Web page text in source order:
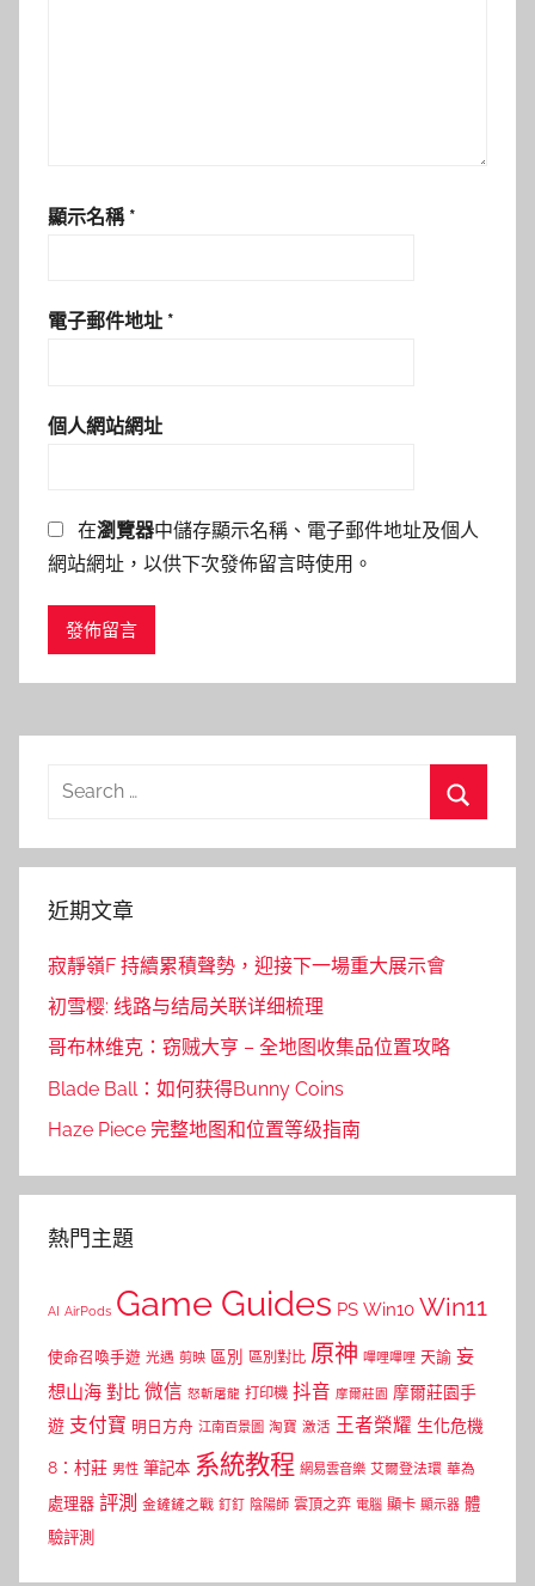
顯示名稱 *
電子郵件地址 *
個人網站網址
在瀏覽器中儲存顯示名稱、電子郵件地址及個人
網站網址，以供下次發佈留言時使用。
Search
近期文章
寂靜嶺F 持續累積聲勢，迎接下一場重大展示會
初雪樱: 线路与结局关联详细梳理
哥布林维克：窃贼大亨 – 全地图收集品位置攻略
Blade Ball：如何获得Bunny Coins
Haze Piece 完整地图和位置等级指南
熱門主題
AI AirPods Game Guides PS Win10 Win11
使命召喚手遊 光遇 剪映 區別 區別對比 原神 嗶哩嗶哩 天諭 妄
想山海 對比 微信 怒斬屠龍 打印機 抖音 摩爾莊園 摩爾莊園手
遊 支付寶 明日方舟 江南百景圖 淘寶 激活 王者榮耀 生化危機
8：村莊 男性 筆記本 系統教程 網易雲音樂 艾爾登法環 華為
處理器 評測 金鏟鏟之戰 釘釘 陰陽師 雲頂之弈 電腦 顯卡 顯示器 體
驗評測